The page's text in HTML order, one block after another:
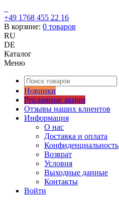
+49 1768 455 22 16
В корзине: 0 товаров
RU
DE
Каталог
Меню
Новинки
Рекламные акции
Отзывы наших клиентов
Информация
О нас
Доставка и оплата
Конфиденциальность
Возврат
Условия
Выходные данные
Контакты
Войти